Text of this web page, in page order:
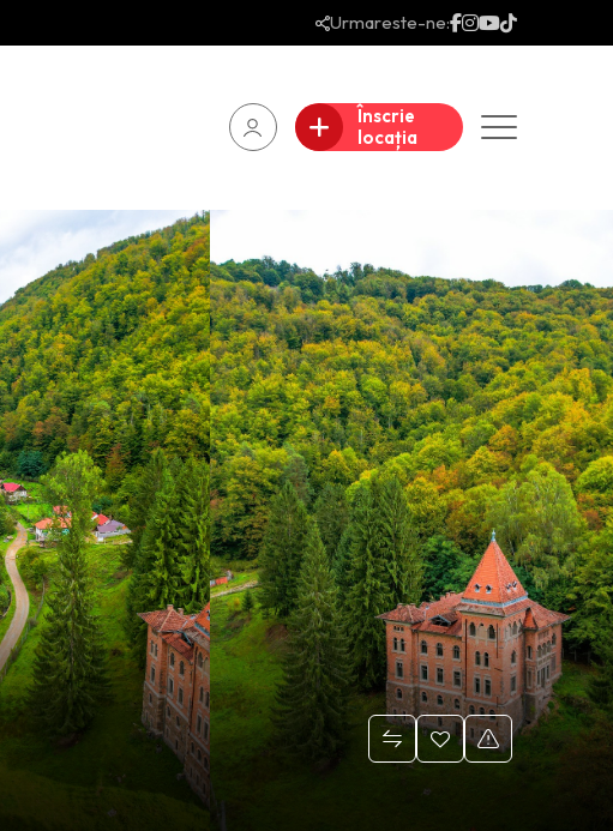
Urmareste-ne:
Înscrie
locația